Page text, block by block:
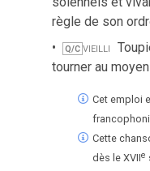
règle de son
Q/C vieilli
tourner au
Cet emploi
Cette
dès le XVIIe